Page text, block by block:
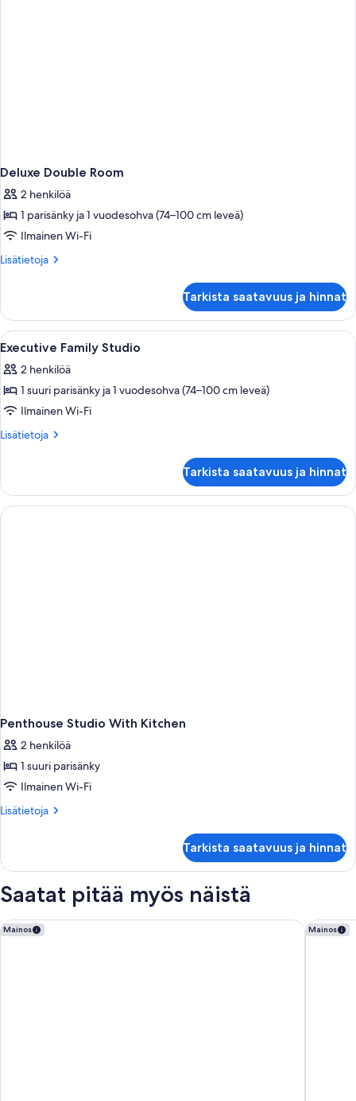
Deluxe Double Room
2 henkilöä
1 parisänky ja 1 vuodesohva (74–100 cm leveä)
Ilmainen Wi-Fi
Lisätietoja
Lisätietoja
Room
Tarkista saatavuus ja hinnat
Avaa
kaikki
huonetyypin
Executive
Family
Studio
Tallelokero huoneessa,
5
Executive Family Studio
2 henkilöä
1 suuri parisänky ja 1 vuodesohva (74–100 cm leveä)
Ilmainen Wi-Fi
Lisätietoja
Lisätietoja
Studio
Tarkista saatavuus ja hinnat
Penthouse Studio With Kitchen
2 henkilöä
1 suuri parisänky
Ilmainen Wi-Fi
Lisätietoja
Lisätietoja
With
Tarkista saatavuus ja hinnat
Saatat pitää myös näistä
Mainos
Lindner Hotel Antwerp, part of JdV by Hyatt Mainos
Maek